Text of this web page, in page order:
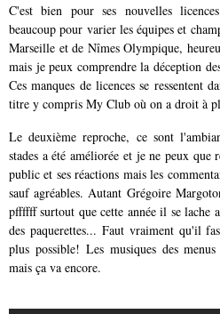
C'est bien pour ses nouvelles
beaucoup pour varier les équipes et
Marseille et de Nîmes Olympique,
mais je peux comprendre la déception
Ces manques de licences se ressentent
titre y compris My Club où on a droit à
Le deuxième reproche, ce sont
stades a été améliorée et je ne peux
public et ses réactions mais les
sauf agréables. Autant Grégoire
pffffff surtout que cette année il se lache
des paquerettes... Faut vraiment qu'il
plus possible! Les musiques des
mais ça va encore.